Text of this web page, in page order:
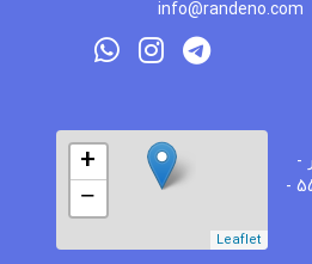
info@randeno.com
-
کوچه آزادیخواه - پلاک 55 -
+
−
Leaflet